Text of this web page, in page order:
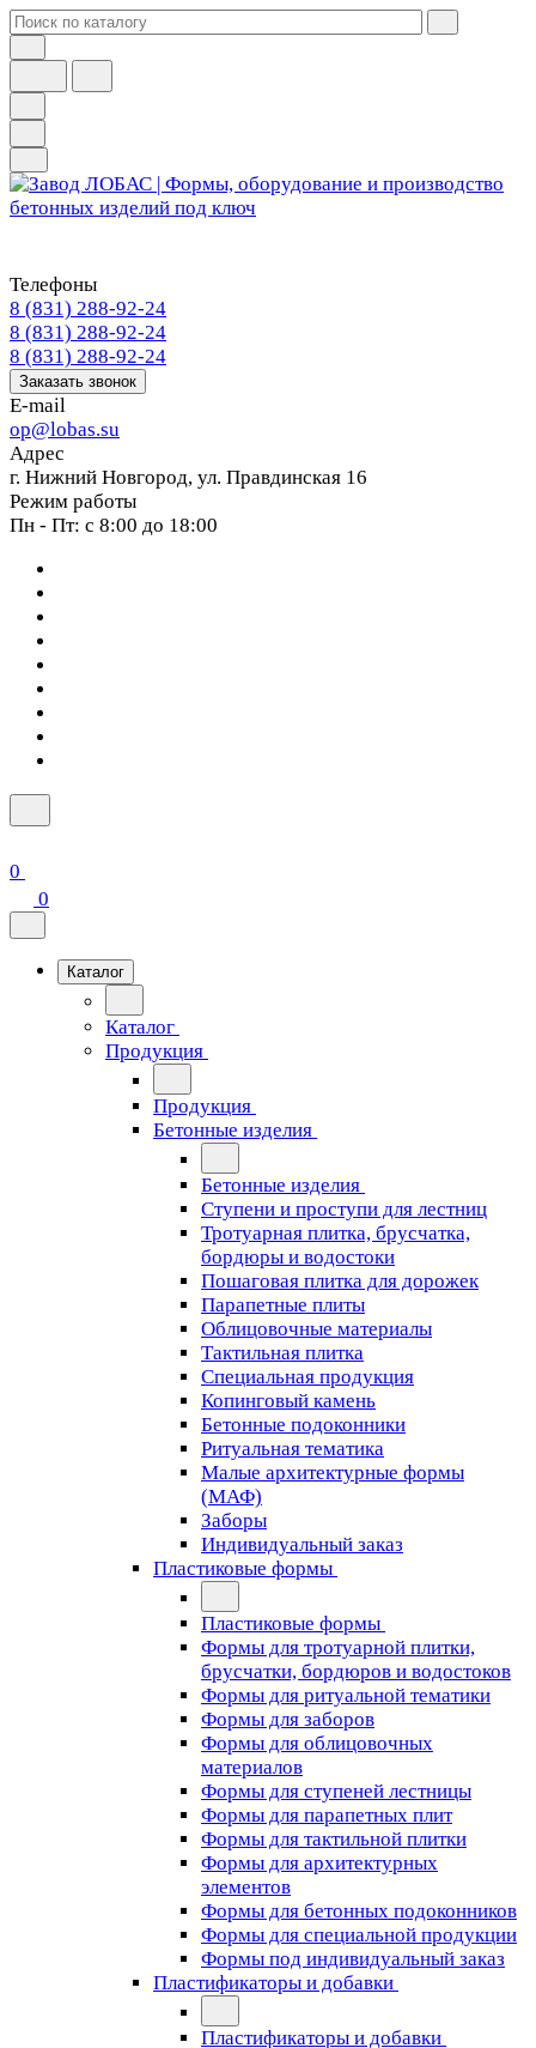
Телефоны
8 (831) 288-92-24
8 (831) 288-92-24
8 (831) 288-92-24
Заказать звонок
E-mail
op@lobas.su
Адрес
г. Нижний Новгород, ул. Правдинская 16
Режим работы
Пн - Пт: с 8:00 до 18:00
0
0
Каталог
Каталог
Продукция
Продукция
Бетонные изделия
Бетонные изделия
Ступени и проступи для лестниц
Тротуарная плитка, брусчатка,
бордюры и водостоки
Пошаговая плитка для дорожек
Парапетные плиты
Облицовочные материалы
Тактильная плитка
Специальная продукция
Копинговый камень
Бетонные подоконники
Ритуальная тематика
Малые архитектурные формы
(МАФ)
Заборы
Индивидуальный заказ
Пластиковые формы
Пластиковые формы
Формы для тротуарной плитки,
брусчатки, бордюров и водостоков
Формы для ритуальной тематики
Формы для заборов
Формы для облицовочных
материалов
Формы для ступеней лестницы
Формы для парапетных плит
Формы для тактильной плитки
Формы для архитектурных
элементов
Формы для бетонных подоконников
Формы для специальной продукции
Формы под индивидуальный заказ
Пластификаторы и добавки
Пластификаторы и добавки